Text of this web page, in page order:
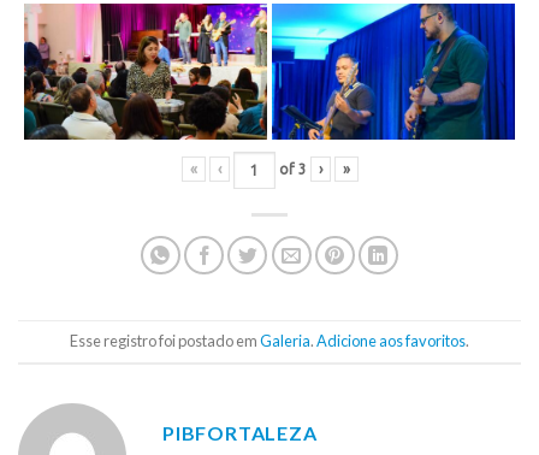
« ‹ of 3 › »
Esse registro foi postado emGaleria.Adicione aos favoritos.
PIBFORTALEZA